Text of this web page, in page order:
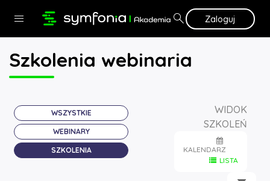
menu search Zaloguj
Szkolenia webinaria
WSZYSTKIE
WEBINARY
SZKOLENIA
WIDOK
SZKOLEŃ
KALENDARZ
LISTA